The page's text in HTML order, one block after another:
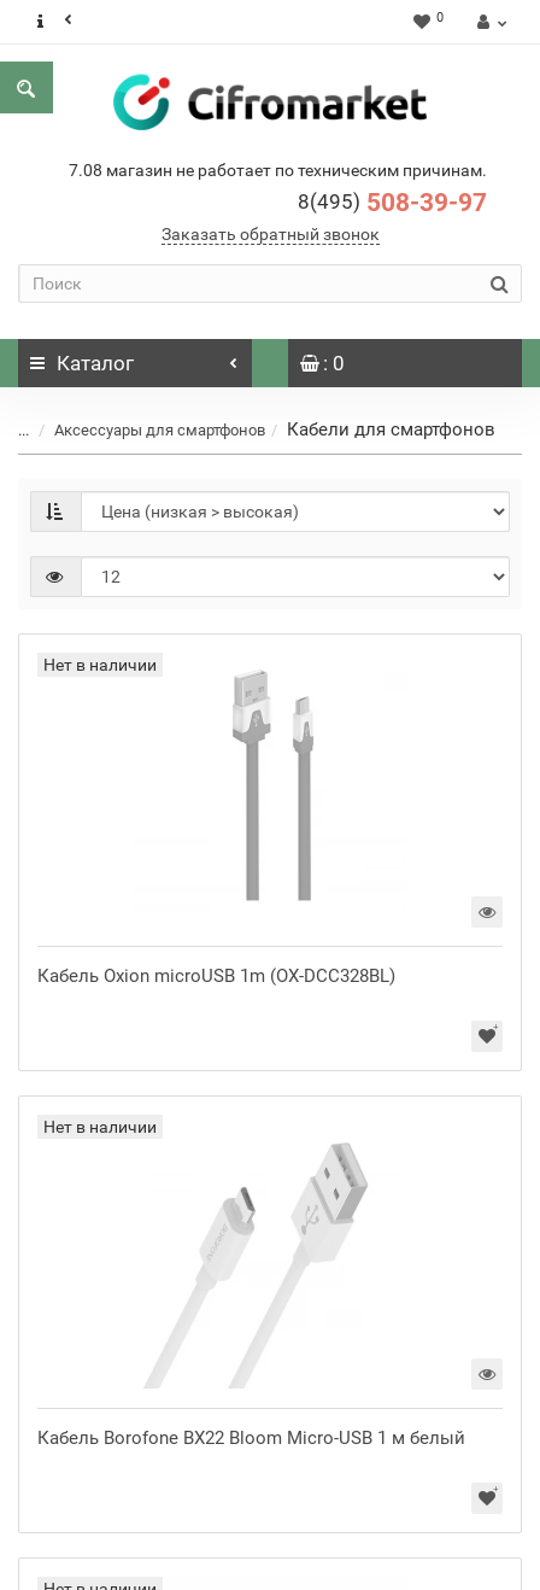
0
7.08 магазин не работает по техническим причинам.
8(495) 508-39-97
Заказать обратный звонок
Каталог : 0
... Аксессуары для смартфонов Кабели для смартфонов
Нет в наличии
Кабель Oxion microUSB 1m (OX-DCC328BL)
Нет в наличии
Кабель Borofone BX22 Bloom Micro-USB 1 м белый